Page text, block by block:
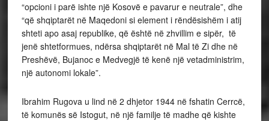
“opcioni i parë ishte një Kosovë e pavarur e neutrale”, dhe
“që shqiptarët në Maqedoni si element i rëndësishëm i atij
shteti apo asaj republike, që është në zhvillim e sipër, të
jenë shtetformues, ndërsa shqiptarët në Mal të Zi dhe në
Preshëvë, Bujanoc e Medvegjë të kenë një vetadministrim,
një autonomi lokale”.
Ibrahim Rugova u lind në 2 dhjetor 1944 në fshatin Cerrcë,
të komunës së Istogut, në një familje të madhe që kishte